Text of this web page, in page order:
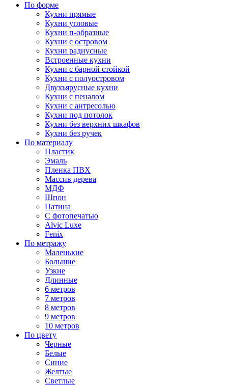
По форме
Кухни прямые
Кухни угловые
Кухни п-образные
Кухни с островом
Кухни радиусные
Встроенные кухни
Кухни с барной стойкой
Кухни с полуостровом
Двухъярусные кухни
Кухни с пеналом
Кухни с антресолью
Кухни под потолок
Кухни без верхних шкафов
Кухни без ручек
По материалу
Пластик
Эмаль
Пленка ПВХ
Массив дерева
МДФ
Шпон
Патина
С фотопечатью
Alvic Luxe
Fenix
По метражу
Маленькие
Большие
Узкие
Длинные
6 метров
7 метров
8 метров
9 метров
10 метров
По цвету
Черные
Белые
Синие
Желтые
Светлые